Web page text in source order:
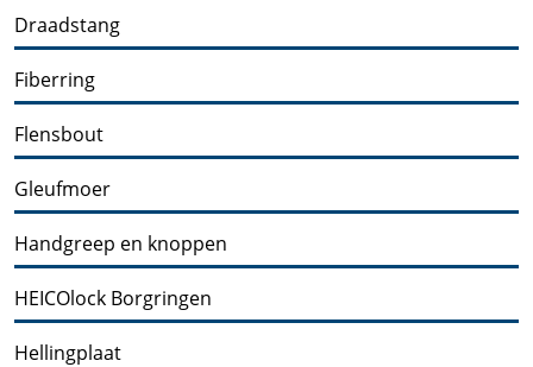
Draadstang
Fiberring
Flensbout
Gleufmoer
Handgreep en knoppen
HEICOlock Borgringen
Hellingplaat